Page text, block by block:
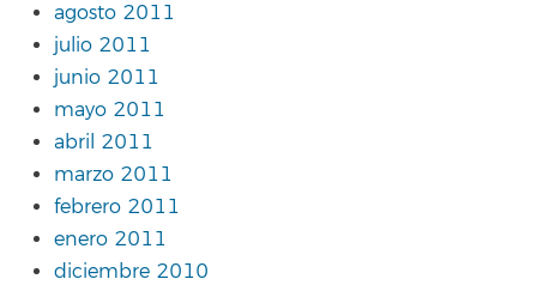
agosto 2011
julio 2011
junio 2011
mayo 2011
abril 2011
marzo 2011
febrero 2011
enero 2011
diciembre 2010